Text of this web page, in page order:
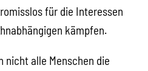
für die Interessen
kämpfen.
nicht alle Menschen die